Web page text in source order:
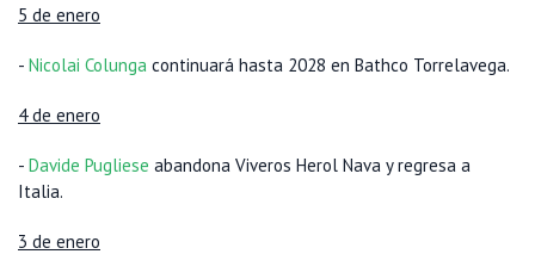
5 de enero
- Nicolai Colunga continuará hasta 2028 en Bathco Torrelavega.
4 de enero
- Davide Pugliese abandona Viveros Herol Nava y regresa a
Italia.
3 de enero